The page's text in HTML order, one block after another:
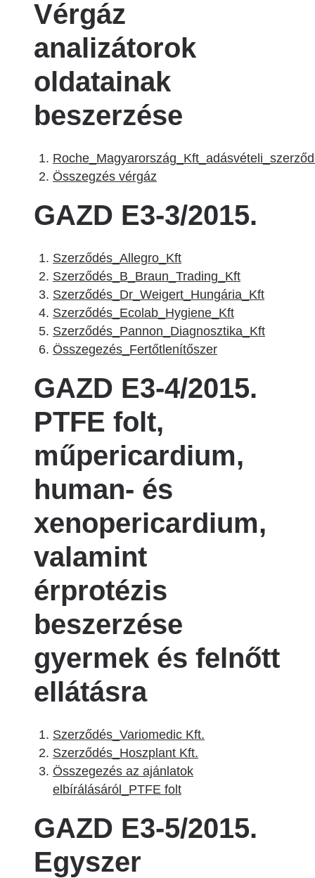
Vérgáz
analizátorok
oldatainak
beszerzése
Összegzés vérgáz
GAZD E3-3/2015.
Szerződés_Allegro_Kft
Szerződés_B_Braun_Trading_Kft
Szerződés_Dr_Weigert_Hungária_Kft
Szerződés_Ecolab_Hygiene_Kft
Szerződés_Pannon_Diagnosztika_Kft
Összegezés_Fertőtlenítőszer
GAZD E3-4/2015.
PTFE folt,
műpericardium,
human- és
xenopericardium,
valamint
érprotézis
beszerzése
gyermek és felnőtt
ellátásra
Szerződés_Variomedic Kft.
Szerződés_Hoszplant Kft.
Összegezés az ajánlatok
elbírálásáról_PTFE folt
GAZD E3-5/2015.
Egyszer